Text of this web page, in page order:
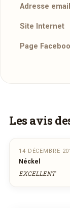
Adresse email
Site Internet
Page
Vous
voudriez
en
Les avis
14 DÉCEMBRE
Néckel
EXCELLENT